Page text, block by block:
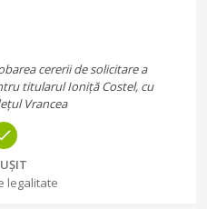
cererii de solicitare a
titularul Ioniță Costel, cu
Vrancea
legalitate